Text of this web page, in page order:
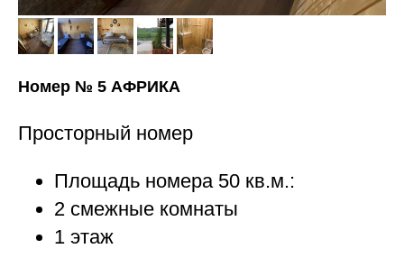
Номер № 5 АФРИКА
Просторный номер
Площадь номера 50 кв.м.:
2 смежные комнаты
1 этаж